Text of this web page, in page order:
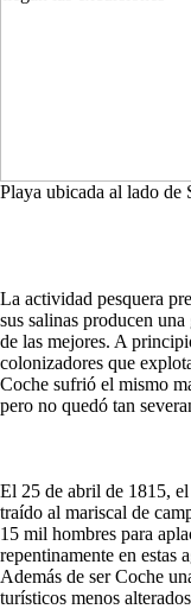
Playa ubicada al lado de
La actividad pesquera
sus salinas producen
de las mejores. A
colonizadores que
Coche sufrió el mismo
pero no quedó tan
El 25 de abril de 1815,
traído al mariscal de
15 mil hombres para
repentinamente en estas
Además de ser Coche
turísticos menos